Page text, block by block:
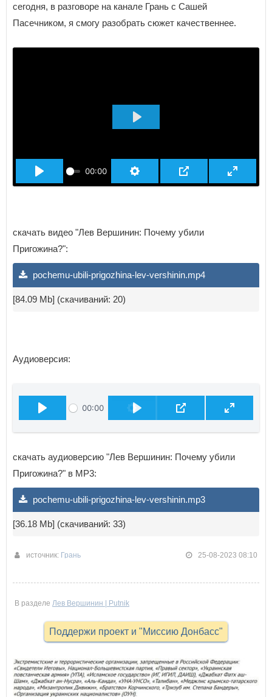
сегодня, в разговоре на канале Грань с Сашей
Пасечником, я смогу разобрать сюжет качественнее.
00:00
скачать видео "Лев Вершинин: Почему убили
Пригожина?":
pochemu-ubili-prigozhina-lev-vershinin.mp4
[84.09 Mb] (cкачиваний: 20)
Аудиоверсия:
00:00
скачать аудиоверсию "Лев Вершинин: Почему убили
Пригожина?" в MP3:
pochemu-ubili-prigozhina-lev-vershinin.mp3
[36.18 Mb] (cкачиваний: 33)
источник: Грань 25-08-2023 08:10
В разделе Лев Вершинин | Putnik
Поддержи проект и "Миссию Донбасс"